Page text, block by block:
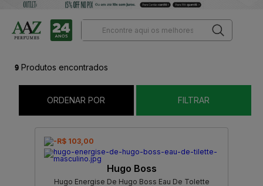
9 Produtos encontrados
ORDENAR POR FILTRAR
-R$ 103,00
Hugo Boss
Hugo Energise De Hugo Boss Eau De Tolette